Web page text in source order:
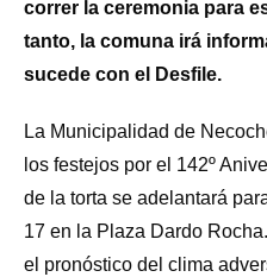
correr la ceremonia para
tanto, la comuna irá
sucede con el Desfile.
La Municipalidad de
los festejos por el 142º
de la torta se adelantará
17 en la Plaza Dardo
el pronóstico del clima